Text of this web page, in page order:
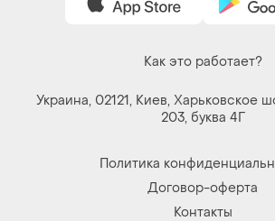
Как это работает?
Украина, 02121, Киев, Харьковское
203, буква 4Г
Политика
Договор-оферта
Контакты